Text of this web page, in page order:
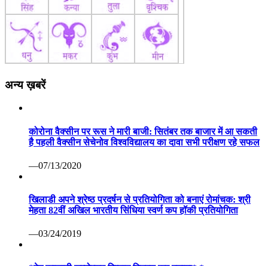
अन्य ख़बरें
कोरोना वैक्सीन पर रूस ने मारी बाजी: सितंबर तक बाजार में आ सकती
है पहली वैक्सीन सेचेनोव विश्वविद्यालय का दावा सभी परीक्षण रहे सफल
—07/13/2020
खिलाडी अपने श्रेष्ठ प्रदर्षन से प्रतियोगिता को बनाएं रोमांचक: श्री
मेहता 82वीं अखिल भारतीय सिंधिया स्वर्ण कप हॉकी प्रतियोगिता
—03/24/2019